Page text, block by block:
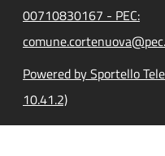
00710830167 - PEC:
Powered by Sportello
10.41.2)